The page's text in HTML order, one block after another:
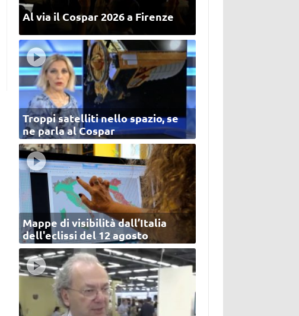
Al via il Cospar 2026 a Firenze
Troppi satelliti nello spazio, se
ne parla al Cospar
Mappe di visibilità dall’Italia
dell'eclissi del 12 agosto